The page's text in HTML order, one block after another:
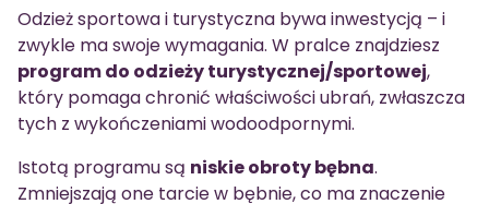
Odzież sportowa i turystyczna bywa inwestycją – i
zwykle ma swoje wymagania. W pralce znajdziesz
program do odzieży turystycznej/sportowej,
który pomaga chronić właściwości ubrań, zwłaszcza
tych z wykończeniami wodoodpornymi.
Istotą programu są niskie obroty bębna.
Zmniejszają one tarcie w bębnie, co ma znaczenie